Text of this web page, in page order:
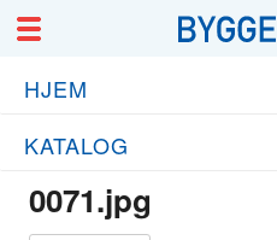
HJEM
KATALOG
0071.jpg